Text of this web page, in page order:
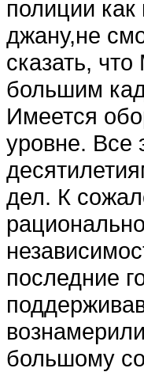
полиции
джану,не
сказать,
большим
Имеется
уровне. Все
дел. К
последние
большому